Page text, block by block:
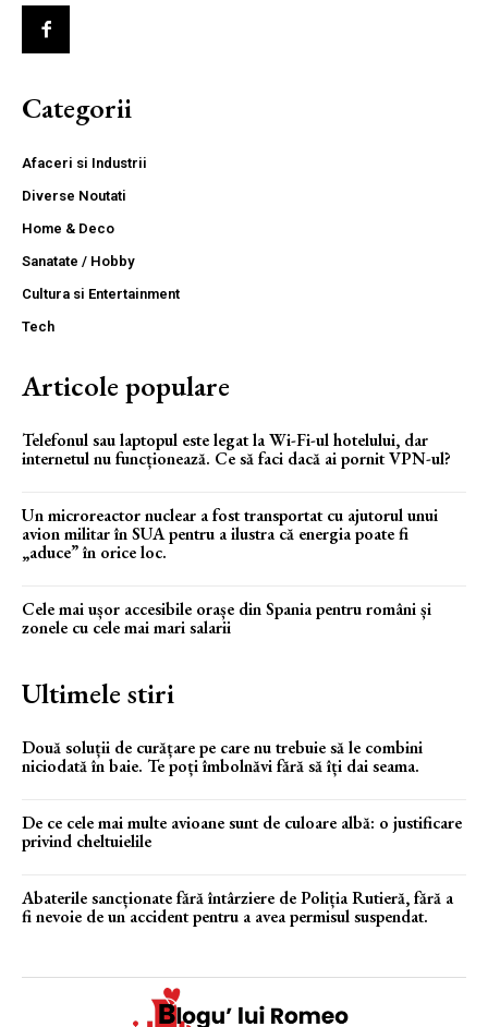
Categorii
Afaceri si Industrii
Diverse Noutati
Home & Deco
Sanatate / Hobby
Cultura si Entertainment
Tech
Articole populare
Telefonul sau laptopul este legat la Wi-Fi-ul hotelului, dar
internetul nu funcționează. Ce să faci dacă ai pornit VPN-ul?
Un microreactor nuclear a fost transportat cu ajutorul unui
avion militar în SUA pentru a ilustra că energia poate fi
„aduce” în orice loc.
Cele mai ușor accesibile orașe din Spania pentru români și
zonele cu cele mai mari salarii
Ultimele stiri
Două soluții de curățare pe care nu trebuie să le combini
niciodată în baie. Te poți îmbolnăvi fără să îți dai seama.
De ce cele mai multe avioane sunt de culoare albă: o justificare
privind cheltuielile
Abaterile sancționate fără întârziere de Poliția Rutieră, fără a
fi nevoie de un accident pentru a avea permisul suspendat.